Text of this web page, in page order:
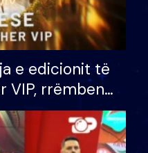
e edicionit të
VIP, rrëmben
100 mijë eurosh